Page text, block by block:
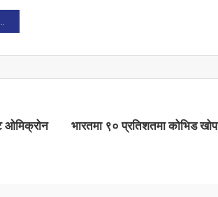
ओमिक्रोन
भारतमा ९० प्रतिशतमा कोभिड खोप